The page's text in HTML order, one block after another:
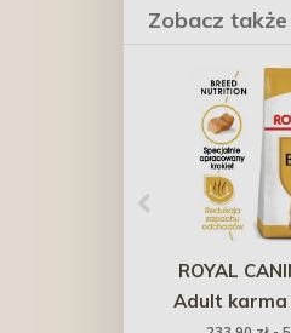
Zobacz także
ROYAL
Adult karma